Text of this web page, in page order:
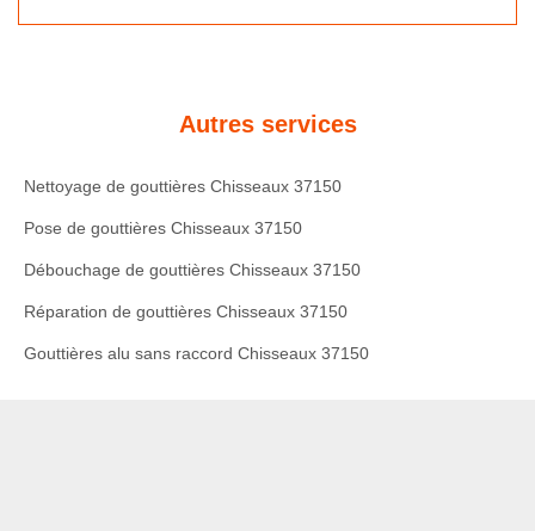
Autres services
Nettoyage de gouttières Chisseaux 37150
Pose de gouttières Chisseaux 37150
Débouchage de gouttières Chisseaux 37150
Réparation de gouttières Chisseaux 37150
Gouttières alu sans raccord Chisseaux 37150